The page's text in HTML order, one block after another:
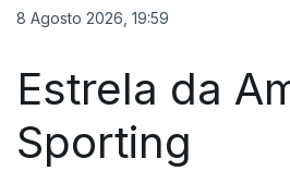
8 Agosto 2026, 19:59
Estrela da
Sporting